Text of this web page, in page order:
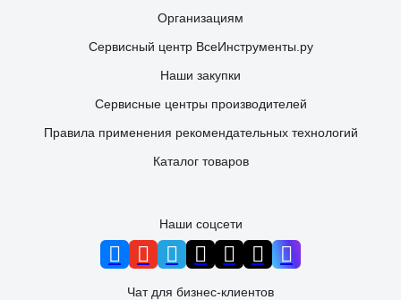
Организациям
Сервисный центр ВсеИнструменты.ру
Наши закупки
Сервисные центры производителей
Правила применения рекомендательных технологий
Каталог товаров
Наши соцсети
Чат для бизнес-клиентов